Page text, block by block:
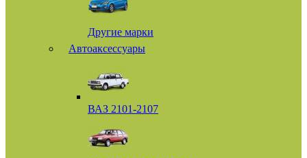
Другие марки
Автоаксессуары
ВАЗ 2101-2107